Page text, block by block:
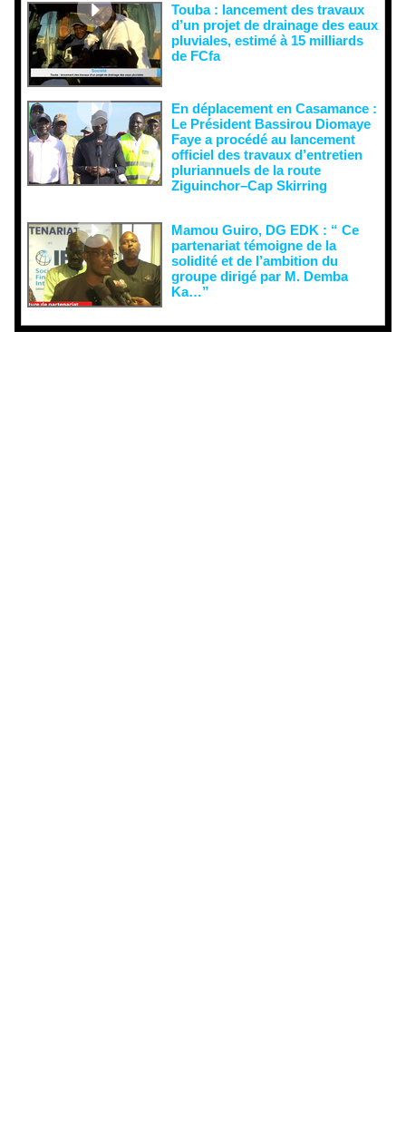
Touba : lancement des travaux
d’un projet de drainage des eaux
pluviales, estimé à 15 milliards
de FCfa ‎
En déplacement en Casamance :
Le Président Bassirou Diomaye
Faye a procédé au lancement
officiel des travaux d’entretien
pluriannuels de la route
Ziguinchor–Cap Skirring
Mamou Guiro, DG EDK : “ Ce
partenariat témoigne de la
solidité et de l’ambition du
groupe dirigé par M. Demba
Ka…”